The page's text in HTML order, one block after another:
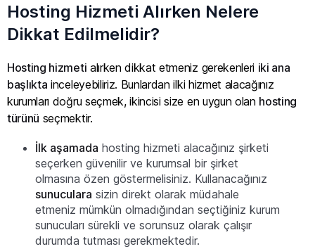
Hosting Hizmeti Alırken Nelere
Dikkat Edilmelidir?
Hosting hizmeti alırken dikkat etmeniz gerekenleri iki ana
başlıkta inceleyebiliriz. Bunlardan ilki hizmet alacağınız
kurumları doğru seçmek, ikincisi size en uygun olan hosting
türünü seçmektir.
İlk aşamada hosting hizmeti alacağınız şirketi
seçerken güvenilir ve kurumsal bir şirket
olmasına özen göstermelisiniz. Kullanacağınız
sunuculara sizin direkt olarak müdahale
etmeniz mümkün olmadığından seçtiğiniz kurum
sunucuları sürekli ve sorunsuz olarak çalışır
durumda tutması gerekmektedir.